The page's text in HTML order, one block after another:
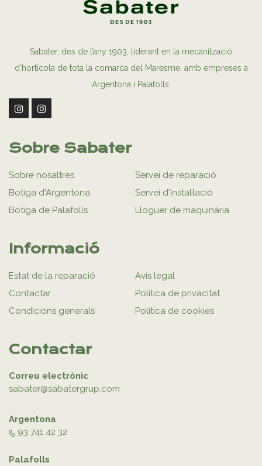
Sabater, des de l’any 1903, liderant en la mecanització
d’hortícola de tota la comarca del Maresme, amb empreses a
Argentona i Palafolls.
Sobre Sabater
Sobre nosaltres
Botiga d'Argentona
Botiga de Palafolls
Servei de reparació
Servei d'instal·lació
Lloguer de maquinària
Informació
Estat de la reparació
Contactar
Condicions generals
Avís legal
Política de privacitat
Política de cookies
Contactar
Correu electrònic
sabater@sabatergrup.com
Argentona
93 741 42 32
Palafolls